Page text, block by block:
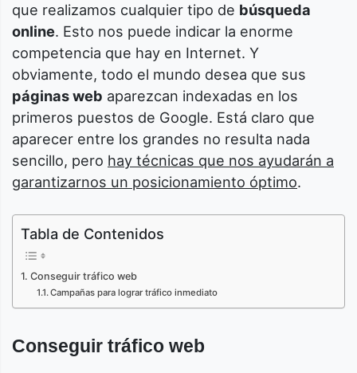
que realizamos cualquier tipo de búsqueda
online. Esto nos puede indicar la enorme
competencia que hay en Internet. Y
obviamente, todo el mundo desea que sus
páginas web aparezcan indexadas en los
primeros puestos de Google. Está claro que
aparecer entre los grandes no resulta nada
sencillo, pero hay técnicas que nos ayudarán a
garantizarnos un posicionamiento óptimo.
Tabla de Contenidos
Conseguir tráfico web
Campañas para lograr tráfico inmediato
Conseguir tráfico web